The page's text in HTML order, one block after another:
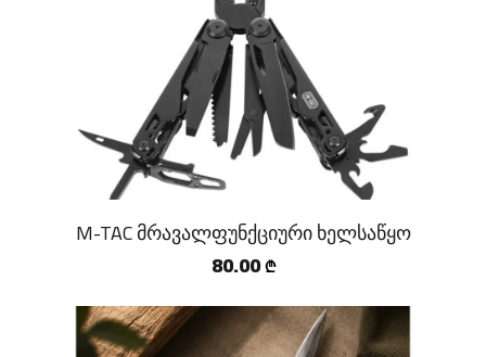
M-TAC მრავალფუნქციური ხელსაწყო
80.00 ₾